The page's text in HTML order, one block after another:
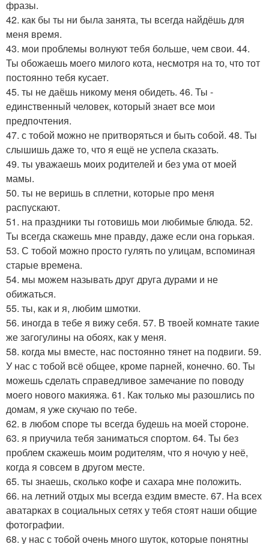
фразы.
42. как бы ты ни была занята, ты всегда найдёшь для
меня время.
43. мои проблемы волнуют тебя больше, чем свои. 44.
Ты обожаешь моего милого кота, несмотря на то, что тот
постоянно тебя кусает.
45. ты не даёшь никому меня обидеть. 46. Ты -
единственный человек, который знает все мои
предпочтения.
47. с тобой можно не притворяться и быть собой. 48. Ты
слышишь даже то, что я ещё не успела сказать.
49. ты уважаешь моих родителей и без ума от моей
мамы.
50. ты не веришь в сплетни, которые про меня
распускают.
51. на праздники ты готовишь мои любимые блюда. 52.
Ты всегда скажешь мне правду, даже если она горькая.
53. С тобой можно просто гулять по улицам, вспоминая
старые времена.
54. мы можем называть друг друга дурами и не
обижаться.
55. ты, как и я, любим шмотки.
56. иногда в тебе я вижу себя. 57. В твоей комнате такие
же загогулины на обоях, как у меня.
58. когда мы вместе, нас постоянно тянет на подвиги. 59.
У нас с тобой всё общее, кроме парней, конечно. 60. Ты
можешь сделать справедливое замечание по поводу
моего нового макияжа. 61. Как только мы разошлись по
домам, я уже скучаю по тебе.
62. в любом споре ты всегда будешь на моей стороне.
63. я приучила тебя заниматься спортом. 64. Ты без
проблем скажешь моим родителям, что я ночую у неё,
когда я совсем в другом месте.
65. ты знаешь, сколько кофе и сахара мне положить.
66. на летний отдых мы всегда ездим вместе. 67. На всех
аватарках в социальных сетях у тебя стоят наши общие
фотографии.
68. у нас с тобой очень много шуток, которые понятны